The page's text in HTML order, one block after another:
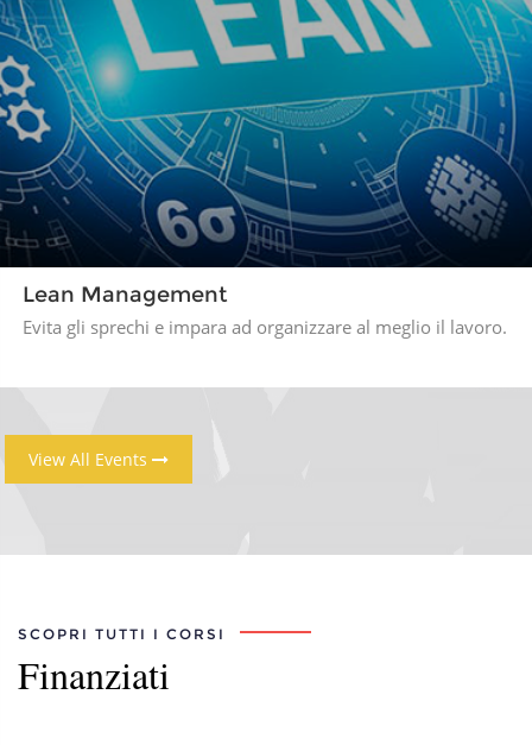
Lean Management
Evita gli sprechi e impara ad organizzare al meglio il lavoro.
View All Events
SCOPRI TUTTI I CORSI
Finanziati